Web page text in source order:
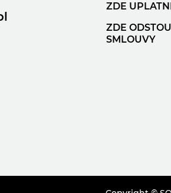
ZDE
ZDE
SMLOUVY